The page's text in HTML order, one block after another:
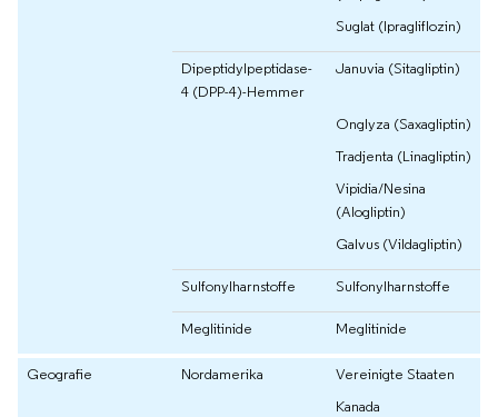
Suglat (Ipragliflozin)
Dipeptidylpeptidase-
4 (DPP-4)-Hemmer
Januvia (Sitagliptin)
Onglyza (Saxagliptin)
Tradjenta (Linagliptin)
Vipidia/Nesina
(Alogliptin)
Galvus (Vildagliptin)
Sulfonylharnstoffe Sulfonylharnstoffe
Meglitinide Meglitinide
Geografie Nordamerika
Vereinigte Staaten
Kanada